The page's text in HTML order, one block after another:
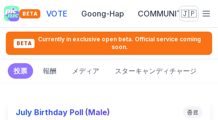
BETA VOTE Goong-Hap COMMUNITY🇯🇵
BETA
Currently in exclusive open beta. Official service coming
soon.
投票 報酬 メディア スターキャンディチャージ
July Birthday Poll (Male) 종료